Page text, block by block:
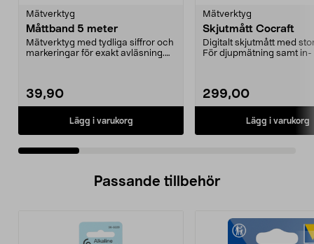
Mätverktyg
Måttband 5 meter
Mätverktyg med tydliga siffror och
markeringar för exakt avläsning.
39,90
Lägg i varukorg
Mätverktyg
Skjutmått Cocraft
Digitalt skjutmått med
För djupmätning samt in-
299,00
Lägg i varukorg
Passande tillbehör